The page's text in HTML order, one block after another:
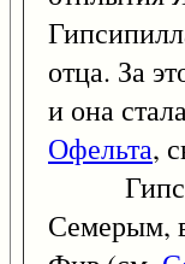
отца. За
и она
Офельта,
Семерым,